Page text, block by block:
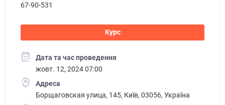
67-90-531
Курс
Дата та час проведення
жовт. 12, 2024 07:00
Адреса
Борщаговская улица, 145, Київ, 03056, Україна